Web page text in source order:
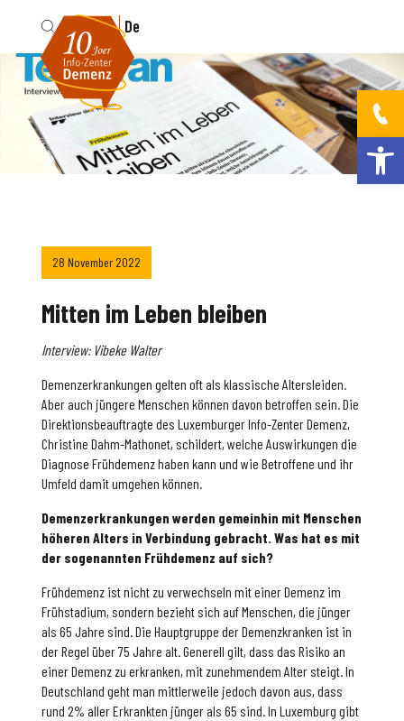
Fr De
28 November 2022
Mitten im Leben bleiben
Interview: Vibeke Walter
Demenzerkrankungen gelten oft als klassische Altersleiden.
Aber auch jüngere Menschen können davon betroffen sein. Die
Direktionsbeauftragte des Luxemburger Info-Zenter Demenz,
Christine Dahm-Mathonet, schildert, welche Auswirkungen die
Diagnose Frühdemenz haben kann und wie Betroffene und ihr
Umfeld damit umgehen können.
Demenzerkrankungen werden gemeinhin mit Menschen
höheren Alters in Verbindung gebracht. Was hat es mit
der sogenannten Frühdemenz auf sich?
Frühdemenz ist nicht zu verwechseln mit einer Demenz im
Frühstadium, sondern bezieht sich auf Menschen, die jünger
als 65 Jahre sind. Die Hauptgruppe der Demenzkranken ist in
der Regel über 75 Jahre alt. Generell gilt, dass das Risiko an
einer Demenz zu erkranken, mit zunehmendem Alter steigt. In
Deutschland geht man mittlerweile jedoch davon aus, dass
rund 2% aller Erkrankten jünger als 65 sind. In Luxemburg gibt